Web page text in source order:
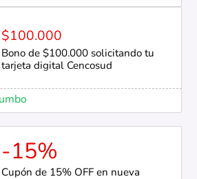
$100.000
Bono de $100.000 solicitando tu
tarjeta digital Cencosud
-15%
Cupón de 15% OFF en nueva